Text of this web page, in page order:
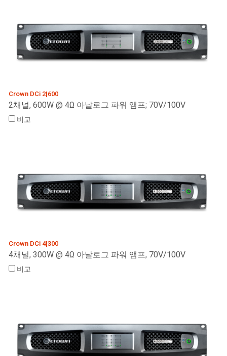
Crown DCi 2|600
2채널, 600W @ 4Ω 아날로그 파워 앰프; 70V/100V
비교
Crown DCi 4|300
4채널, 300W @ 4Ω 아날로그 파워 앰프, 70V/100V
비교